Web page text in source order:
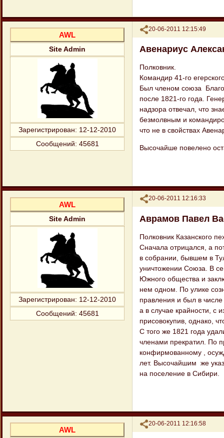
Поделиться
20-06-2011 12:15:49
AWL
Site Admin
Зарегистрирован: 12-12-2010
Сообщений: 45681
Авенариус
Полковник.
Командир 41-го
Был членом союза
после 1821-го года.
надзора отвечал, что
безмолвным и
что не в свойствах
Высочайше повелено
Поделиться
20-06-2011 12:16:33
AWL
Site Admin
Зарегистрирован: 12-12-2010
Сообщений: 45681
Аврамов Павел
Полковник Казанского
Сначала отрицался, а
в собрании, бывшем в
уничтожении Союза. В
Южного общества и
нем одном. По улике
правления и был в
а в случае крайности, с
присовокупив, однако,
С того жe 1821 года
членами прекратил. По
конфирмованному ,
лет. Высочайшим же
на поселение в Сибири.
Поделиться
20-06-2011 12:16:58
AWL